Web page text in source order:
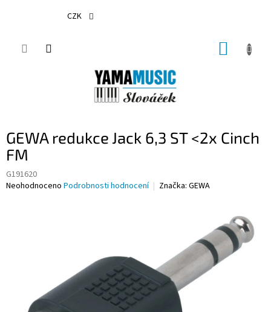
CZK
GEWA redukce Jack 6,3 ST <2x Cinch
FM
G191620
Průměrné
Neohodnoceno Podrobnosti hodnocení Značka: GEWA